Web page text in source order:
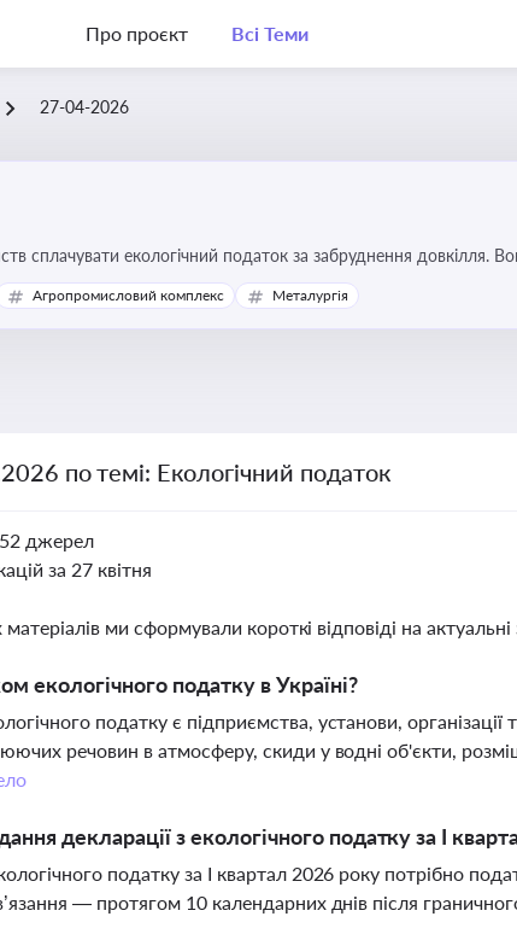
Про проєкт Всі Теми
27-04-2026
сплачувати екологічний податок за забруднення довкілля.
та дотримання природоохоронного законодавства
Агропромисловий комплекс Металургія
по темі: Екологічний податок
джерел
за 27 квітня
ми сформували короткі відповіді на
екологічного податку в Україні?
податку є підприємства, установи,
речовин в атмосферу, скиди у водні об'єкти,
декларації з екологічного податку за I
податку за I квартал 2026 року потрібно
— протягом 10 календарних днів після